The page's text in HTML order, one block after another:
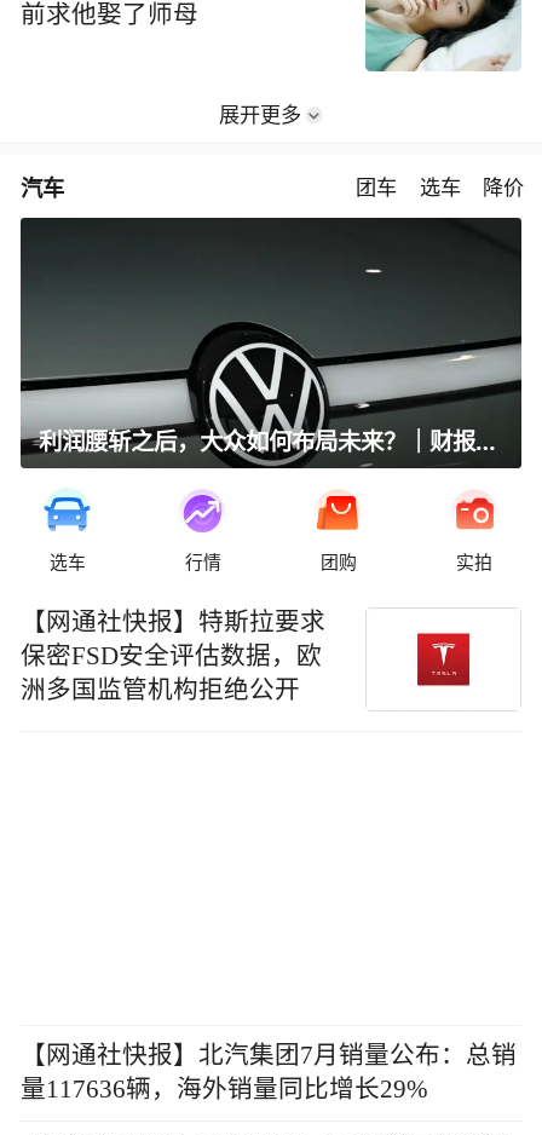
前求他娶了师母
展开更多
汽车 团车 选车 降价
利润腰斩之后，大众如何布局未来？｜财报全视角
选车 行情 团购 实拍
【网通社快报】特斯拉要求
保密FSD安全评估数据，欧
洲多国监管机构拒绝公开
【网通社快报】北汽集团7月销量公布：总销
量117636辆，海外销量同比增长29%